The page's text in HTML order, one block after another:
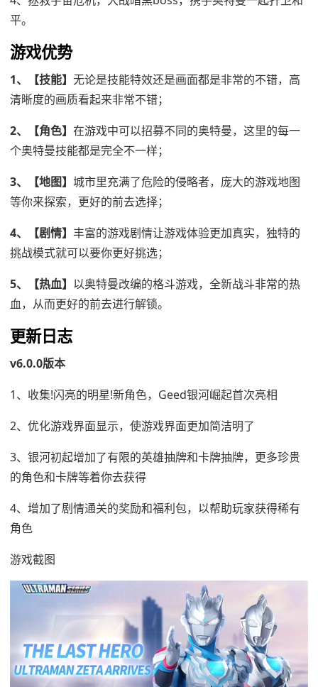
平。
游戏优势
1、【技能】 无论是技能特效还是画面都是非常的不错，高
清晰度的画质看起来非常不错；
2、【角色】 在游戏中可以招募不同的奥特曼，这里的每一
个奥特曼技能都是完全不一样；
3、【地图】 城市里充满了危险的侵略者，庞大的游戏地图
等你来探索，更好的前去选择；
4、【剧情】 丰富的游戏剧情让游戏体验更加真实，独特的
挑战模式就可以要你更好挑选；
5、【热血】 以奥特曼改编的格斗游戏，全新战斗非常的热
血，从而更好的前去进行解锁。
更新日志
v6.0.0版本
1、收集!闪亮的明星!新角色，Geed银河崛起首次亮相
2、优化游戏界面显示，使游戏界面更加简洁明了
3、银河初起增加了有限的英雄抽牌和卡牌抽牌，更多珍贵
的角色和卡牌等着你去获得
4、增加了剧情通关的奖励和福利包，以帮助玩家获得稀有
角色
游戏截图